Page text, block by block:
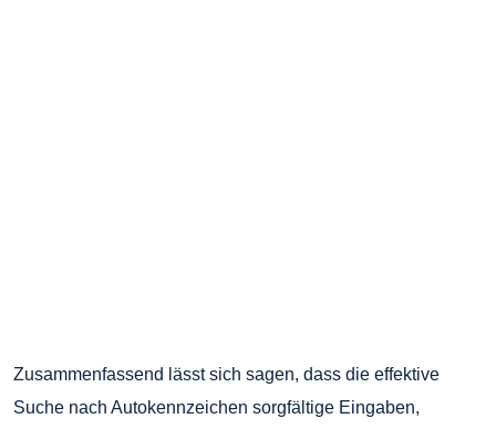
Zusammenfassend lässt sich sagen, dass die effektive
Suche nach Autokennzeichen sorgfältige Eingaben,